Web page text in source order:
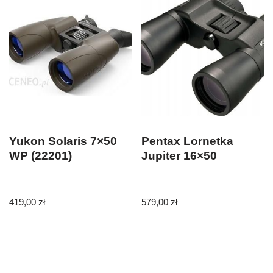
Yukon Solaris 7×50
WP (22201)
419,00 zł
Pentax Lornetka
Jupiter 16×50
579,00zł